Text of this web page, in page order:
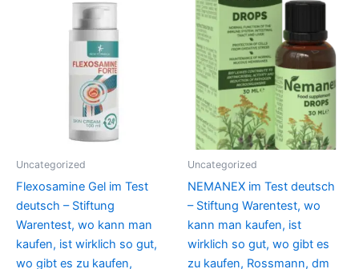
Uncategorized
Flexosamine Gel im Test
deutsch – Stiftung
Warentest, wo kann man
kaufen, ist wirklich so gut,
wo gibt es zu kaufen,
Uncategorized
NEMANEX im Test deutsch
– Stiftung Warentest, wo
kann man kaufen, ist
wirklich so gut, wo gibt es
zu kaufen, Rossmann, dm